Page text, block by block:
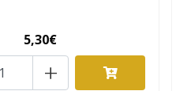
5,30€
+